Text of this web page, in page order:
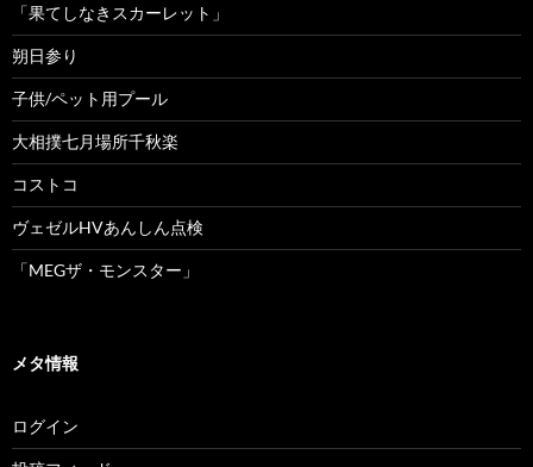
「果てしなきスカーレット」
朔日参り
子供/ペット用プール
大相撲七月場所千秋楽
コストコ
ヴェゼルHVあんしん点検
「MEGザ・モンスター」
メタ情報
ログイン